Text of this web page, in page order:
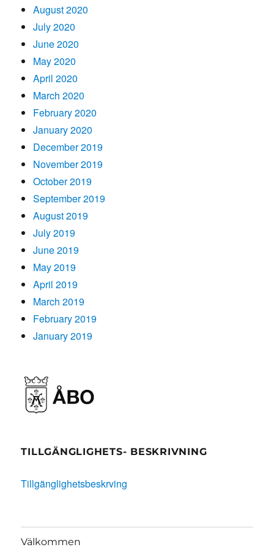
August 2020
July 2020
June 2020
May 2020
April 2020
March 2020
February 2020
January 2020
December 2019
November 2019
October 2019
September 2019
August 2019
July 2019
June 2019
May 2019
April 2019
March 2019
February 2019
January 2019
TILLGÄNGLIGHETS- BESKRIVNING
Tillgänglighetsbeskrving
Välkommen